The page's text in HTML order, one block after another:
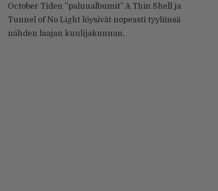
October Tiden ”paluualbumit” A Thin Shell ja
Tunnel of No Light löysivät nopeasti tyyliinsä
nähden laajan kuulijakunnan.